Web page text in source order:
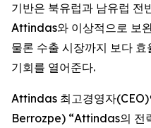
기반은 북유럽과 남유럽 전
Attindas와 이상적으로 보
물론 수출 시장까지 보다
기회를 열어준다.
Attindas 최고경영자
Berrozpe) “Attindas의 전